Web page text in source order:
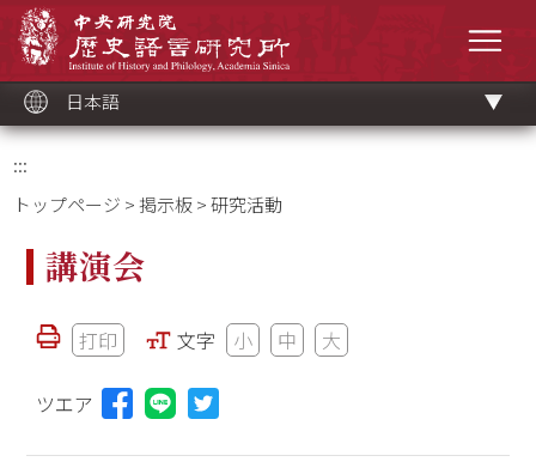
ッ
ク
日本語
:::
トップページ >掲示板> 研究活動
講演会
打印 文字 小 中 大
ツエア Lineに投稿する(新しいウィンドウを開く)